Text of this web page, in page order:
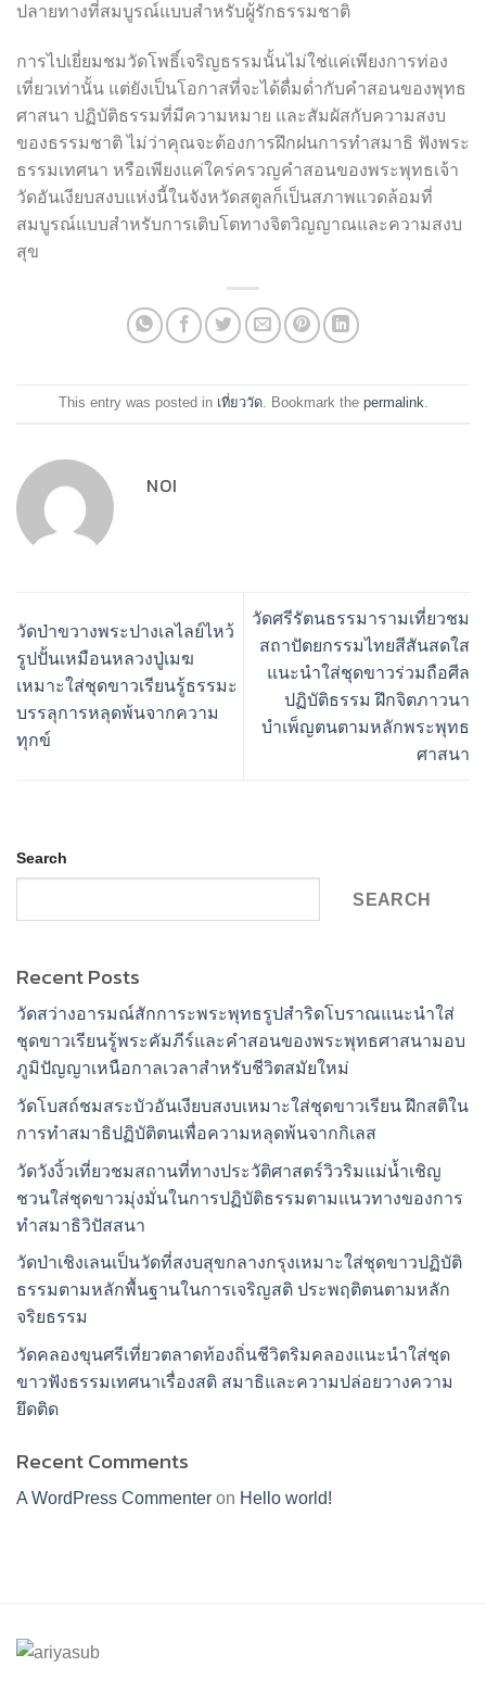
ปลายทางที่สมบูรณ์แบบสำหรับผู้รักธรรมชาติ
การไปเยี่ยมชมวัดโพธิ์เจริญธรรมนั้นไม่ใช่แค่เพียงการท่อง
เที่ยวเท่านั้น แต่ยังเป็นโอกาสที่จะได้ดื่มด่ำกับคำสอนของพุทธ
ศาสนา ปฏิบัติธรรมที่มีความหมาย และสัมผัสกับความสงบ
ของธรรมชาติ ไม่ว่าคุณจะต้องการฝึกฝนการทำสมาธิ ฟังพระ
ธรรมเทศนา หรือเพียงแค่ใคร่ครวญคำสอนของพระพุทธเจ้า
วัดอันเงียบสงบแห่งนี้ในจังหวัดสตูลก็เป็นสภาพแวดล้อมที่
สมบูรณ์แบบสำหรับการเติบโตทางจิตวิญญาณและความสงบ
สุข
This entry was posted in เที่ยววัด. Bookmark the permalink
NOI
วัดป่าขวางพระปางเลไลย์ไหว้
รูปปั้นเหมือนหลวงปู่เมฆ
เหมาะใส่ชุดขาวเรียนรู้ธรรมะ
บรรลุการหลุดพ้นจากความ
ทุกข์
วัดศรีรัตนธรรมารามเที่ยวชม
สถาปัตยกรรมไทยสีสันสดใส
แนะนำใส่ชุดขาวร่วมถือศีล
ปฏิบัติธรรม ฝึกจิตภาวนา
บำเพ็ญตนตามหลักพระพุทธ
ศาสนา
Search
SEARCH
Recent Posts
วัดสว่างอารมณ์สักการะพระพุทธรูปสำริดโบราณแนะนำใส่
ชุดขาวเรียนรู้พระคัมภีร์และคำสอนของพระพุทธศาสนามอบ
ภูมิปัญญาเหนือกาลเวลาสำหรับชีวิตสมัยใหม่
วัดโบสถ์ชมสระบัวอันเงียบสงบเหมาะใส่ชุดขาวเรียน ฝึกสติใน
การทำสมาธิปฏิบัติตนเพื่อความหลุดพ้นจากกิเลส
วัดวังงิ้วเที่ยวชมสถานที่ทางประวัติศาสตร์วิวริมแม่น้ำเชิญ
ชวนใส่ชุดขาวมุ่งมั่นในการปฏิบัติธรรมตามแนวทางของการ
ทำสมาธิวิปัสสนา
วัดป่าเชิงเลนเป็นวัดที่สงบสุขกลางกรุงเหมาะใส่ชุดขาวปฏิบัติ
ธรรมตามหลักพื้นฐานในการเจริญสติ ประพฤติตนตามหลัก
จริยธรรม
วัดคลองขุนศรีเที่ยวตลาดท้องถิ่นชีวิตริมคลองแนะนำใส่ชุด
ขาวฟังธรรมเทศนาเรื่องสติ สมาธิและความปล่อยวางความ
ยึดติด
Recent Comments
A WordPress Commenter on Hello world!